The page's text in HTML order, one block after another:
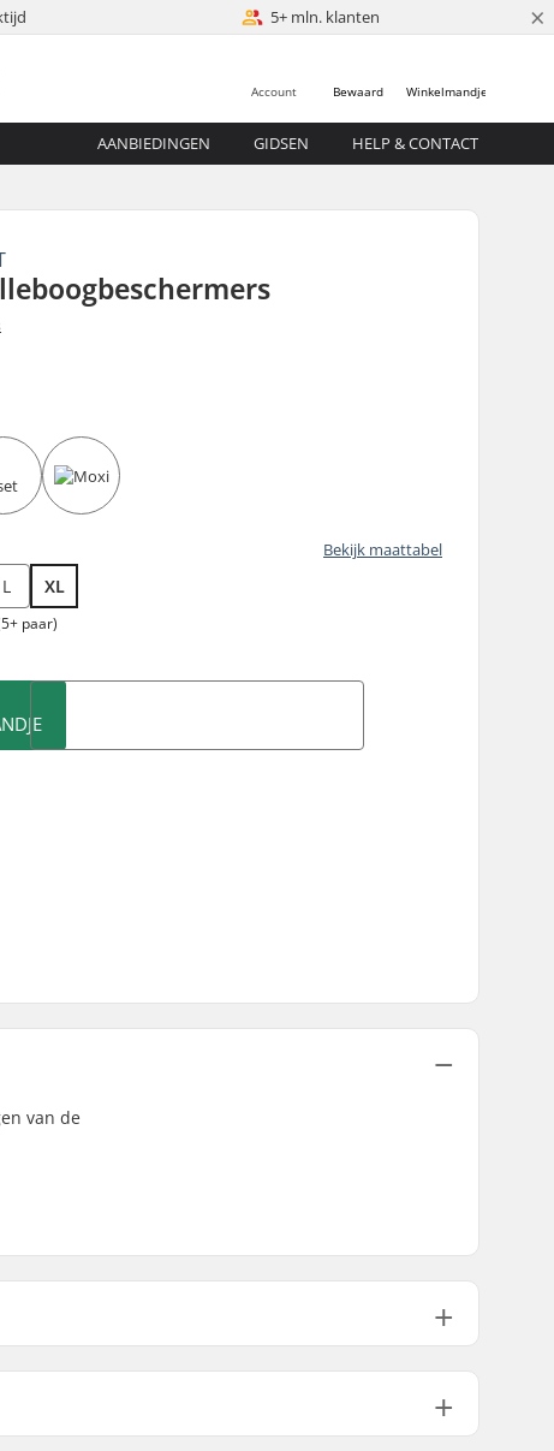
5+ mln. klanten ×
Winkelmandje
Bewaard
Account
AANBIEDINGEN GIDSEN HELP & CONTACT
Bekijk maattabel
L XL
paar)
van de
Air plush lining
CE-1621-1 certification